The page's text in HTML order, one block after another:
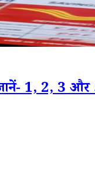
1, 2, 3 और